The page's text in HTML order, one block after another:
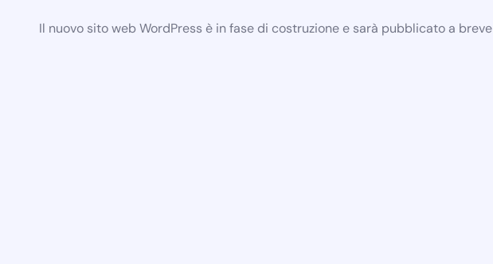
Il nuovo sito web WordPress è in fase di costruzione e sarà pubblicato a breve